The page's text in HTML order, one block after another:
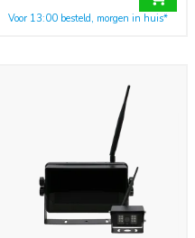
Voor 13:00 besteld, morgen in huis*